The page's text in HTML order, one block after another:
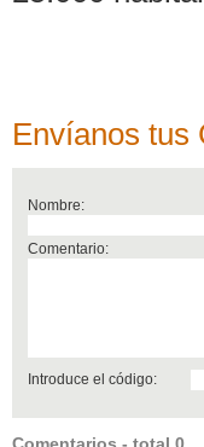
Envíanos tus
Nombre:
Comentario:
Introduce el código: